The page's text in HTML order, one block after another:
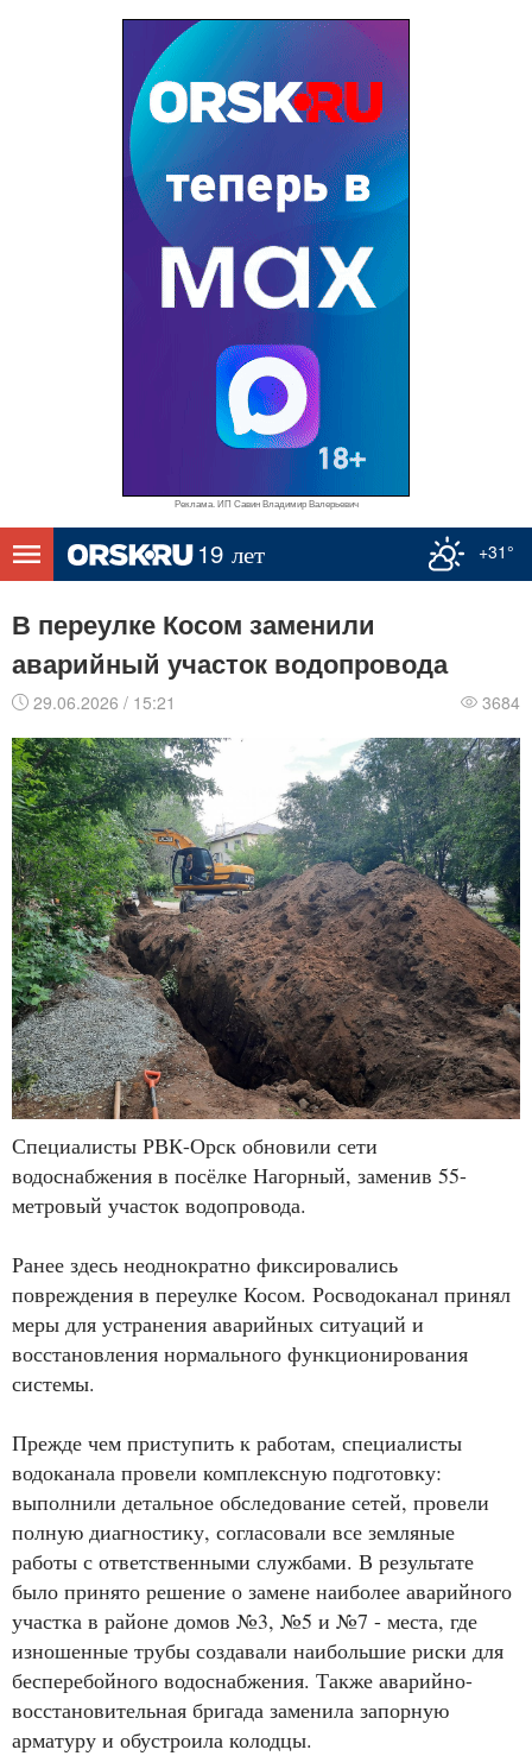
Реклама. ИП Савин Владимир Валерьевич
+31°
В переулке Косом заменили
аварийный участок водопровода
29.06.2026 / 15:21 3684
Специалисты РВК-Орск обновили сети
водоснабжения в посёлке Нагорный, заменив 55-
метровый участок водопровода.
Ранее здесь неоднократно фиксировались
повреждения в переулке Косом. Росводоканал принял
меры для устранения аварийных ситуаций и
восстановления нормального функционирования
системы.
Прежде чем приступить к работам, специалисты
водоканала провели комплексную подготовку:
выполнили детальное обследование сетей, провели
полную диагностику, согласовали все земляные
работы с ответственными службами. В результате
было принято решение о замене наиболее аварийного
участка в районе домов №3, №5 и №7 - места, где
изношенные трубы создавали наибольшие риски для
бесперебойного водоснабжения. Также аварийно-
восстановительная бригада заменила запорную
арматуру и обустроила колодцы.